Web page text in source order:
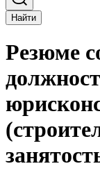
Найти
Резюме